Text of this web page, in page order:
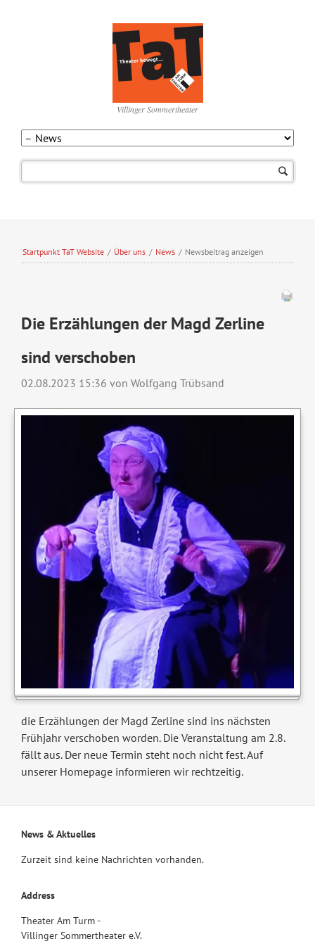
Villinger Sommertheater
Startpunkt TaT Website / Über uns / News / Newsbeitrag anzeigen
Die Erzählungen der Magd Zerline
sind verschoben
02.08.2023 15:36 von Wolfgang Trübsand
die Erzählungen der Magd Zerline sind ins nächsten
Frühjahr verschoben worden. Die Veranstaltung am 2.8.
fällt aus. Der neue Termin steht noch nicht fest. Auf
unserer Homepage informieren wir rechtzeitig.
News & Aktuelles
Zurzeit sind keine Nachrichten vorhanden.
Address
Theater Am Turm -
Villinger Sommertheater e.V.